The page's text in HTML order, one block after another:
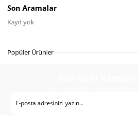
İndirimli Ürün
Fiyat Düşünce Haber Ver
Son Aramalar
Kayıt yok
Popüler Ürünler